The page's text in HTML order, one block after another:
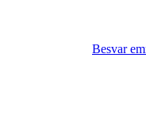
Besvar